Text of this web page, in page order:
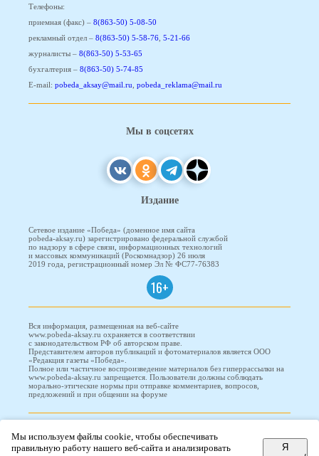
Телефоны:
приемная (факс) – 8(863-50) 5-08-50
рекламный отдел – 8(863-50) 5-58-76 5-21-66
журналисты – 8(863-50) 5-53-65
бухгалтерия – 8(863-50) 5-74-85
E-mail: pobeda_aksay@mail.ru pobeda_reklama@mail.ru
Мы в соцсетях
Издание
Сетевое издание «Победа» (доменное имя сайта
pobeda-aksay.ru) зарегистрировано федеральной службой
по надзору в сфере связи, информационных технологий
и массовых коммуникаций (Роскомнадзор) 26 июля
2019 года, регистрационный номер Эл № ФС77-76383
16+
Вся информация, размещенная на веб-сайте
www.pobeda-aksay.ru охраняется в соответствии
с законодательством РФ об авторском праве.
Представителем авторов публикаций и фотоматериалов является ООО
«Редакция газеты «Победа».
Полное или частичное воспроизведение материалов без гиперрассылки на
www.pobeda-aksay.ru запрещается. Пользователи должны соблюдать
морально-этические нормы при отправке комментариев, вопросов,
предложений и при общении на форуме
Мы используем файлы cookie, чтобы обеспечивать
правильную работу нашего веб-сайта и анализировать
Я